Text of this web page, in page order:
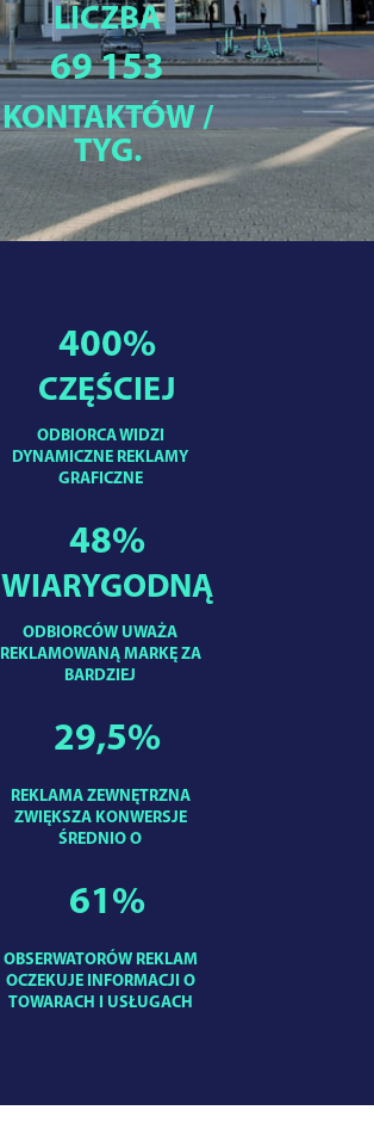
LICZBA
69 153
KONTAKTÓW /
TYG.
ODBIORCA WIDZI
DYNAMICZNE REKLAMY
GRAFICZNE
400%
CZĘŚCIEJ
ODBIORCÓW UWAŻA
REKLAMOWANĄ MARKĘ ZA
BARDZIEJ
48%
WIARYGODNĄ
REKLAMA ZEWNĘTRZNA
ZWIĘKSZA KONWERSJE
ŚREDNIO O
29,5%
OBSERWATORÓW REKLAM
OCZEKUJE INFORMACJI O
TOWARACH I USŁUGACH
61%